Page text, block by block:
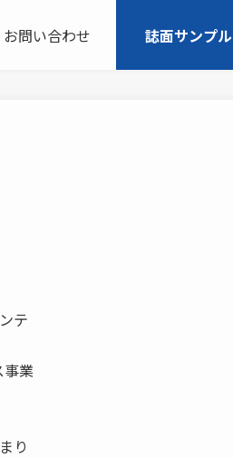
お問い合わせ 誌面サンプル
テ
事業
り